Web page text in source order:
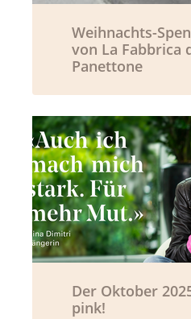
Weihnachts-
von La Fabbrica
Panettone
Der Oktober
pink!